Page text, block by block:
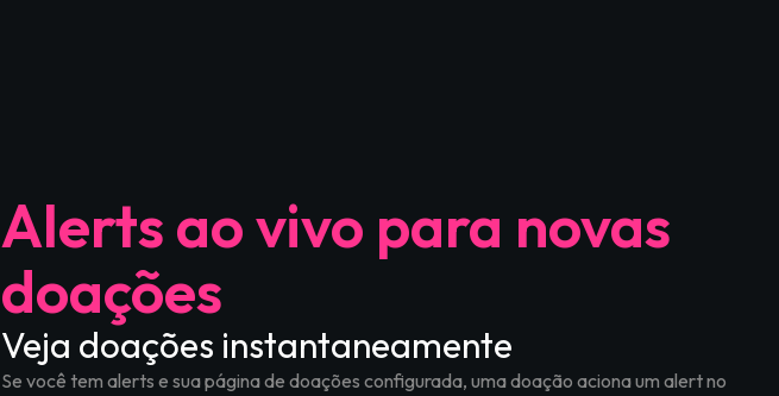
Alerts ao vivo para novas
doações
Veja doações instantaneamente
Se você tem alerts e sua página de doações configurada, uma doação aciona um alert no